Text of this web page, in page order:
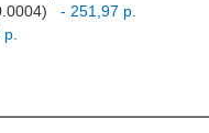
- 251,97 р.